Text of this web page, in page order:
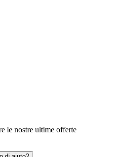
le nostre ultime offerte